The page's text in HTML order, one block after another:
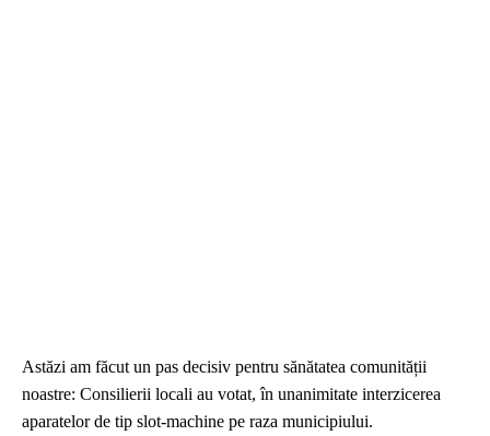
Astăzi am făcut un pas decisiv pentru sănătatea comunității
noastre: Consilierii locali au votat, în unanimitate interzicerea
aparatelor de tip slot-machine pe raza municipiului.